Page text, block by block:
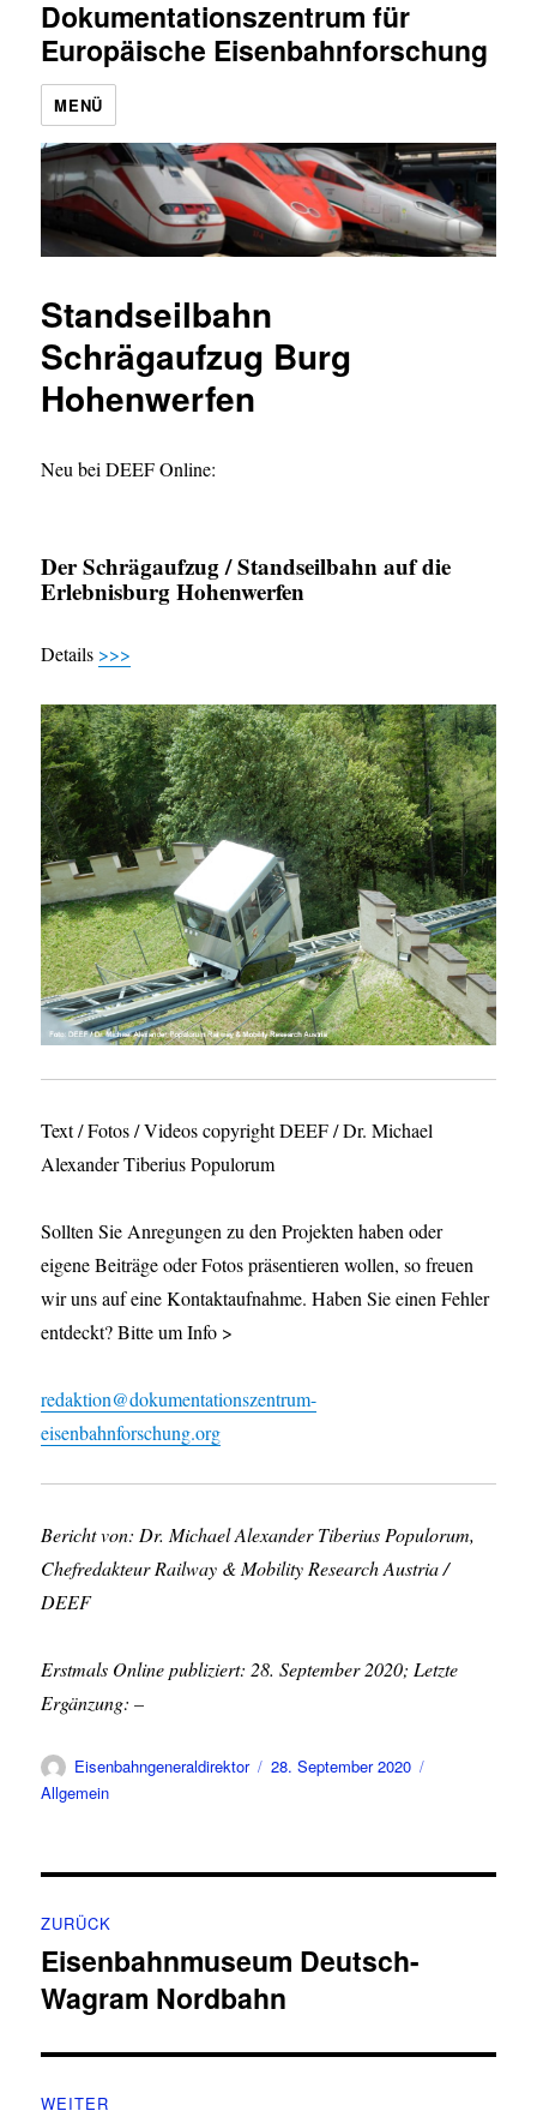
Dokumentationszentrum für
Europäische Eisenbahnforschung
MENÜ
Standseilbahn
Schrägaufzug Burg
Hohenwerfen
Neu bei DEEF Online:
Der Schrägaufzug / Standseilbahn auf die
Erlebnisburg Hohenwerfen
Details >>>
Text / Fotos / Videos copyright DEEF / Dr. Michael
Alexander Tiberius Populorum
Sollten Sie Anregungen zu den Projekten haben oder
eigene Beiträge oder Fotos präsentieren wollen, so freuen
wir uns auf eine Kontaktaufnahme. Haben Sie einen Fehler
entdeckt? Bitte um Info >
redaktion@dokumentationszentrum-
eisenbahnforschung.org
Bericht von: Dr. Michael Alexander Tiberius Populorum,
Chefredakteur Railway & Mobility Research Austria /
DEEF
Erstmals Online publiziert: 28. September 2020; Letzte
Ergänzung: –
Autor
Eisenbahngeneraldirektor
Veröffentlicht
28. September 2020
Allgemein
ZURÜCK
Vorheriger
Beitrag:
Eisenbahnmuseum Deutsch-
Wagram Nordbahn
WEITER